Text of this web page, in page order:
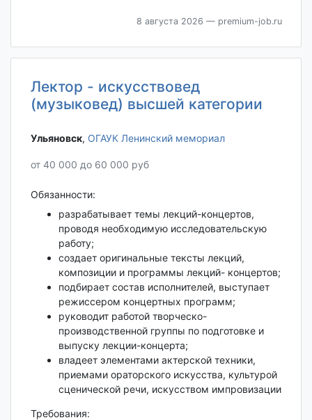
8 августа 2026 — premium-job.ru
Лектор - искусствовед
(музыковед) высшей категории
Ульяновск‎, ОГАУК Ленинский мемориал
от 40 000 до 60 000 руб
Обязанности:
разрабатывает темы лекций-концертов,
проводя необходимую исследовательскую
работу;
создает оригинальные тексты лекций,
композиции и программы лекций- концертов;
подбирает состав исполнителей, выступает
режиссером концертных программ;
руководит работой творческо-
производственной группы по подготовке и
выпуску лекции-концерта;
владеет элементами актерской техники,
приемами ораторского искусства, культурой
сценической речи, искусством импровизации
Требования: